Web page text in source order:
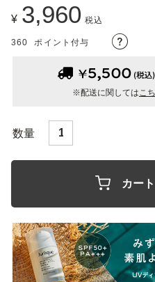
¥ 3,960 税込
360 ポイント付与
※配送に関してはこ
カー